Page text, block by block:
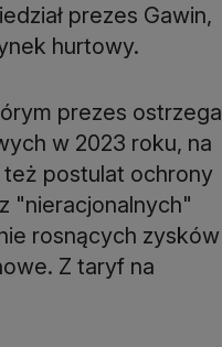
prezes Gawin,
hurtowy.
prezes ostrzega
w 2023 roku, na
też postulat ochrony
"nieracjonalnych"
rosnących zysków
Z taryf na